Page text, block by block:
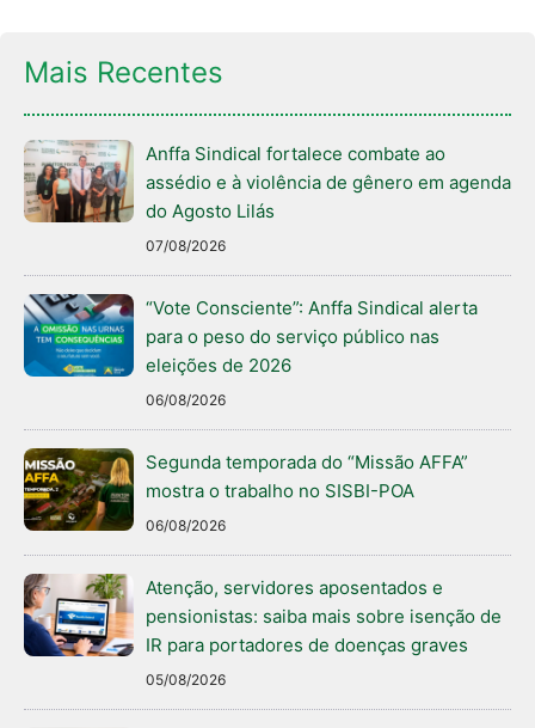
Mais Recentes
Anffa Sindical fortalece combate ao
assédio e à violência de gênero em agenda
do Agosto Lilás
07/08/2026
“Vote Consciente”: Anffa Sindical alerta
para o peso do serviço público nas
eleições de 2026
06/08/2026
Segunda temporada do “Missão AFFA”
mostra o trabalho no SISBI-POA
06/08/2026
Atenção, servidores aposentados e
pensionistas: saiba mais sobre isenção de
IR para portadores de doenças graves
05/08/2026